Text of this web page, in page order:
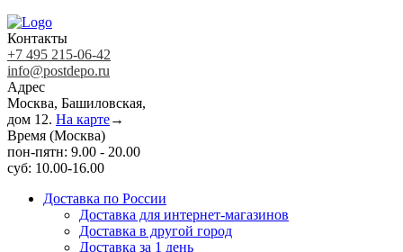
Контакты
+7 495 215-06-42
info@postdepo.ru
Адрес
Москва, Башиловская,
дом 12. На карте→
Время (Москва)
пон-пятн: 9.00 - 20.00
суб: 10.00-16.00
Доставка по России
Доставка для интернет-магазинов
Доставка в другой город
Доставка за 1 день